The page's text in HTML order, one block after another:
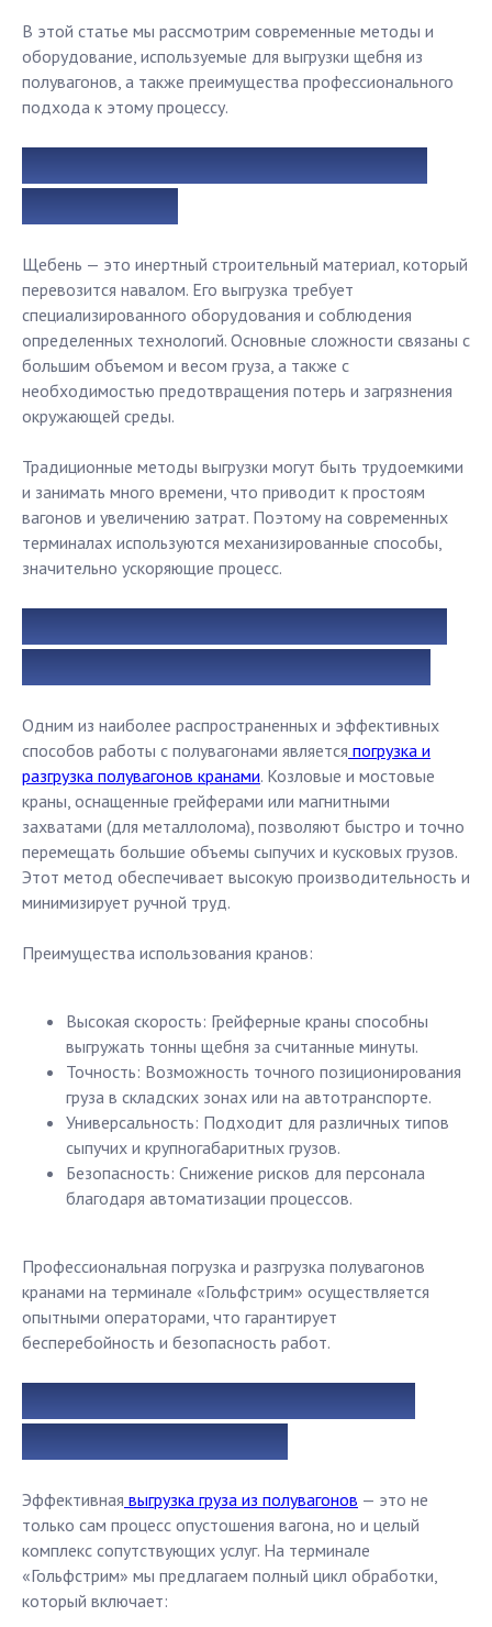
В этой статье мы рассмотрим современные методы и
оборудование, используемые для выгрузки щебня из
полувагонов, а также преимущества профессионального
подхода к этому процессу.
Особенности выгрузки щебня из
полувагонов
Щебень — это инертный строительный материал, который
перевозится навалом. Его выгрузка требует
специализированного оборудования и соблюдения
определенных технологий. Основные сложности связаны с
большим объемом и весом груза, а также с
необходимостью предотвращения потерь и загрязнения
окружающей среды.
Традиционные методы выгрузки могут быть трудоемкими
и занимать много времени, что приводит к простоям
вагонов и увеличению затрат. Поэтому на современных
терминалах используются механизированные способы,
значительно ускоряющие процесс.
Погрузка и разгрузка полувагонов
кранами: надежность и скорость
Одним из наиболее распространенных и эффективных
способов работы с полувагонами является погрузка и
разгрузка полувагонов кранами. Козловые и мостовые
краны, оснащенные грейферами или магнитными
захватами (для металлолома), позволяют быстро и точно
перемещать большие объемы сыпучих и кусковых грузов.
Этот метод обеспечивает высокую производительность и
минимизирует ручной труд.
Преимущества использования кранов:
Высокая скорость: Грейферные краны способны
выгружать тонны щебня за считанные минуты.
Точность: Возможность точного позиционирования
груза в складских зонах или на автотранспорте.
Универсальность: Подходит для различных типов
сыпучих и крупногабаритных грузов.
Безопасность: Снижение рисков для персонала
благодаря автоматизации процессов.
Профессиональная погрузка и разгрузка полувагонов
кранами на терминале «Гольфстрим» осуществляется
опытными операторами, что гарантирует
бесперебойность и безопасность работ.
Выгрузка груза из полувагонов:
комплексный подход
Эффективная выгрузка груза из полувагонов — это не
только сам процесс опустошения вагона, но и целый
комплекс сопутствующих услуг. На терминале
«Гольфстрим» мы предлагаем полный цикл обработки,
который включает: